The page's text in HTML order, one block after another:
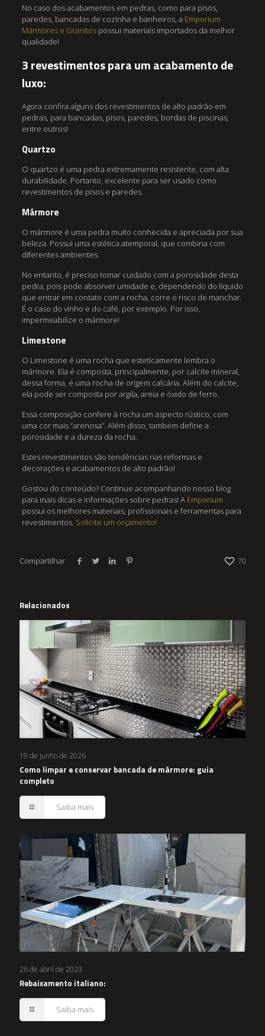
No caso dos acabamentos em pedras, como para pisos,
paredes, bancadas de cozinha e banheiros, a Emporium
Mármores e Granitospossui materiais importados da melhor
qualidade!
3 revestimentos para um acabamento de
luxo:
Agora confira alguns dos revestimentos de alto padrão em
pedras, para bancadas, pisos, paredes, bordas de piscinas,
entre outros!
Quartzo
O quartzo é uma pedra extremamente resistente, com alta
durabilidade. Portanto, excelente para ser usado como
revestimentos de pisos e paredes.
Mármore
O mármore é uma pedra muito conhecida e apreciada por sua
beleza. Possui uma estética atemporal, que combina com
diferentes ambientes.
No entanto, é preciso tomar cuidado com a porosidade desta
pedra, pois pode absorver umidade e, dependendo do líquido
que entrar em contato com a rocha, corre o risco de manchar.
É o caso do vinho e do café, por exemplo. Por isso,
impermeabilize o mármore!
Limestone
O Limestone é uma rocha que esteticamente lembra o
mármore. Ela é composta, principalmente, por calcite mineral,
dessa forma, é uma rocha de origem calcária. Além do calcite,
ela pode ser composta por argila, areia e óxido de ferro.
Essa composição confere à rocha um aspecto rústico, com
uma cor mais “arenosa”. Além disso, também define a
porosidade e a dureza da rocha.
Estes revestimentos são tendências nas reformas e
decorações e acabamentos de alto padrão!
Gostou do conteúdo? Continue acompanhando nosso blog
para mais dicas e informações sobre pedras! A Emporium
possui os melhores materiais, profissionais e ferramentas para
revestimentos. Solicite um orçamento!
Compartilhar 70
Relacionados
19 de junho de 2026
Como limpar e conservar bancada de mármore: guia
completo
Saiba mais
26 de abril de 2023
Rebaixamento italiano:
Saiba mais